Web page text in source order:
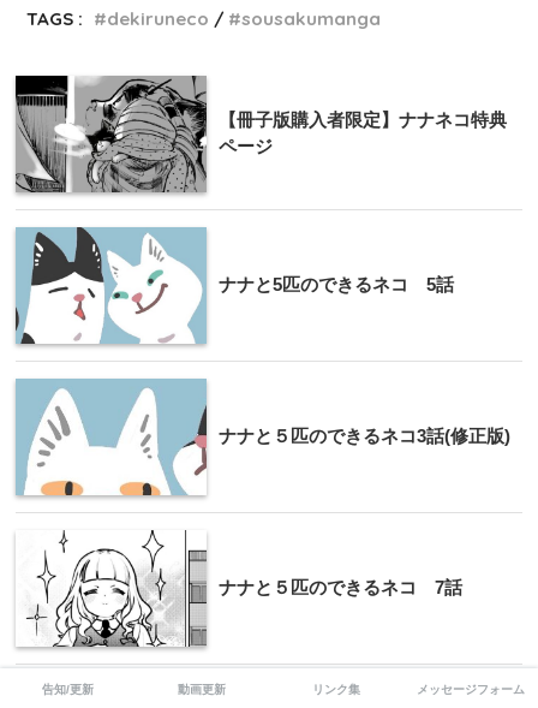
TAGS :
dekiruneco sousakumanga
【冊子版購入者限定】ナナネコ特典
ページ
ナナと5匹のできるネコ 5話
ナナと５匹のできるネコ3話(修正版)
ナナと５匹のできるネコ 7話
告知/更新 動画更新 リンク集 メッセージフォーム